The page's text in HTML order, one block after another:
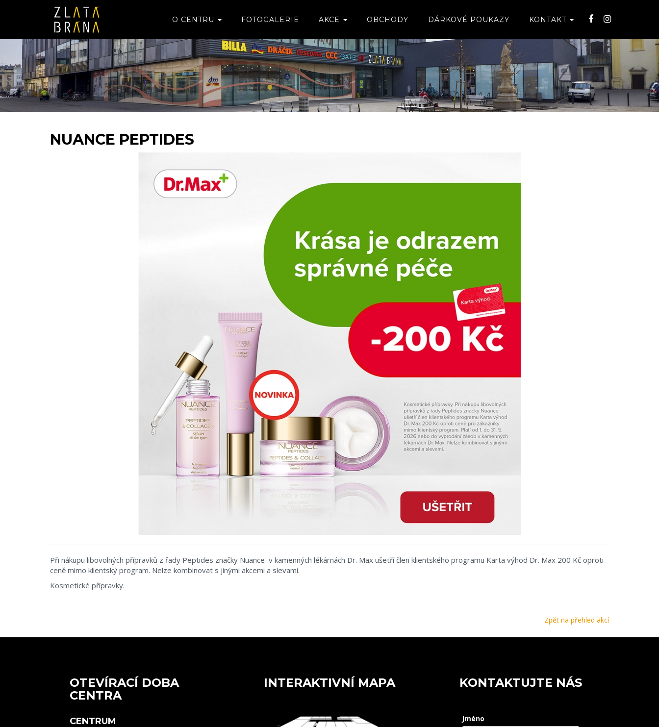
O CENTRU FOTOGALERIE AKCE OBCHODY DÁRKOVÉ POUKAZY KONTAKT
NUANCE PEPTIDES
Při nákupu libovolných přípravků z řady Peptides značky Nuance v kamenných lékárnách Dr. Max ušetří člen klientského programu Karta výhod Dr. Max 200 Kč oproti
ceně mimo klientský program. Nelze kombinovat s jinými akcemi a slevami.
Kosmetické přípravky.
Zpět na přehled akcí
OTEVÍRACÍ DOBA
CENTRA
CENTRUM
INTERAKTIVNÍ MAPA KONTAKTUJTE NÁS
Jméno